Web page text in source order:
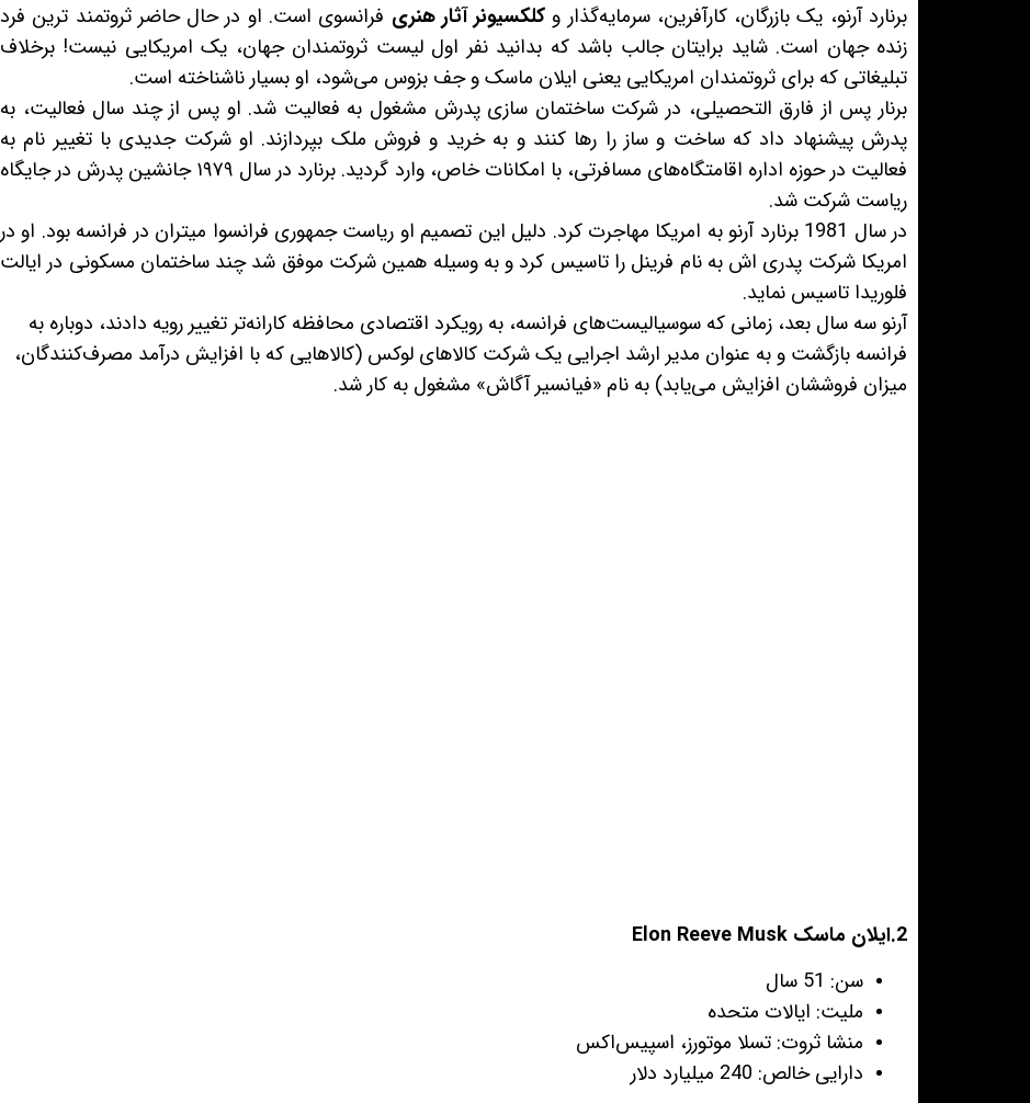
برنارد آرنو، یک بازرگان، کارآفرین، سرمایه‌گذار و کلکسیونر آثار هنری فرانسوی است. او در حال حاضر ثروتمند ترین فرد
زنده جهان است. شاید برایتان جالب باشد که بدانید نفر اول لیست ثروتمندان جهان، یک امریکایی نیست! برخلاف
تبلیغاتی که برای ثروتمندان امریکایی یعنی ایلان ماسک و جف بزوس می‌شود، او بسیار ناشناخته است.
برنار پس از فارق التحصیلی، در شرکت ساختمان سازی پدرش مشغول به فعالیت شد. او پس از چند سال فعالیت، به
پدرش پیشنهاد داد که ساخت و ساز را رها کنند و به خرید و فروش ملک بپردازند. او شرکت جدیدی با تغییر نام به
فعالیت در حوزه اداره اقامتگاه‌های مسافرتی، با امکانات خاص، وارد گردید. برنارد در سال ۱۹۷۹ جانشین پدرش در جایگاه
ریاست شرکت شد.
در سال 1981 برنارد آرنو به امریکا مهاجرت کرد. دلیل این تصمیم او ریاست جمهوری فرانسوا میتران در فرانسه بود. او در
امریکا شرکت پدری اش به نام فرینل را تاسیس کرد و به وسیله همین شرکت موفق شد چند ساختمان مسکونی در ایالت
فلوریدا تاسیس نماید.
آرنو سه سال بعد، زمانی که سوسیالیست‌های فرانسه، به رویکرد اقتصادی محافظه کارانه‌تر تغییر رویه دادند، دوباره به
فرانسه بازگشت و به عنوان مدیر ارشد اجرایی یک شرکت کالاهای لوکس (کالاهایی که با افزایش درآمد مصرف‌کنندگان،
میزان فروششان افزایش می‌یابد) به نام «فیانسیر آگاش» مشغول به کار شد.
2.ایلان ماسک Elon Reeve Musk
سن: 51 سال
ملیت: ایالات متحده
منشا ثروت: تسلا موتورز، اسپیس‌اکس
دارایی خالص: 240 میلیارد دلار